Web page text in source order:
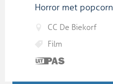
Horror met popcorn
CC De Biekorf
Film
Dit is